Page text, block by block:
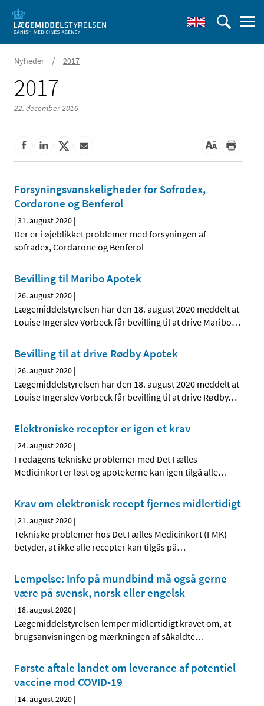
Nyheder / 2017
2017
22. december 2016
Forsyningsvanskeligheder for Sofradex,
Cordarone og Benferol
|31. august 2020 |
Der er i øjeblikket problemer med forsyningen af
sofradex, Cordarone og Benferol
Bevilling til Maribo Apotek
|26. august 2020 |
Lægemiddelstyrelsen har den 18. august 2020 meddelt at
Louise Ingerslev Vorbeck får bevilling til at drive Maribo…
Bevilling til at drive Rødby Apotek
|26. august 2020 |
Lægemiddelstyrelsen har den 18. august 2020 meddelt at
Louise Ingerslev Vorbeck får bevilling til at drive Rødby…
Elektroniske recepter er igen et krav
|24. august 2020 |
Fredagens tekniske problemer med Det Fælles
Medicinkort er løst og apotekerne kan igen tilgå alle…
Krav om elektronisk recept fjernes midlertidigt
|21. august 2020 |
Tekniske problemer hos Det Fælles Medicinkort (FMK)
betyder, at ikke alle recepter kan tilgås på…
Lempelse: Info på mundbind må også gerne
være på svensk, norsk eller engelsk
| 18. august 2020 |
Lægemiddelstyrelsen lemper midlertidigt kravet om, at
brugsanvisningen og mærkningen af såkaldte…
Første aftale landet om leverance af potentiel
vaccine mod COVID-19
| 14. august 2020 |